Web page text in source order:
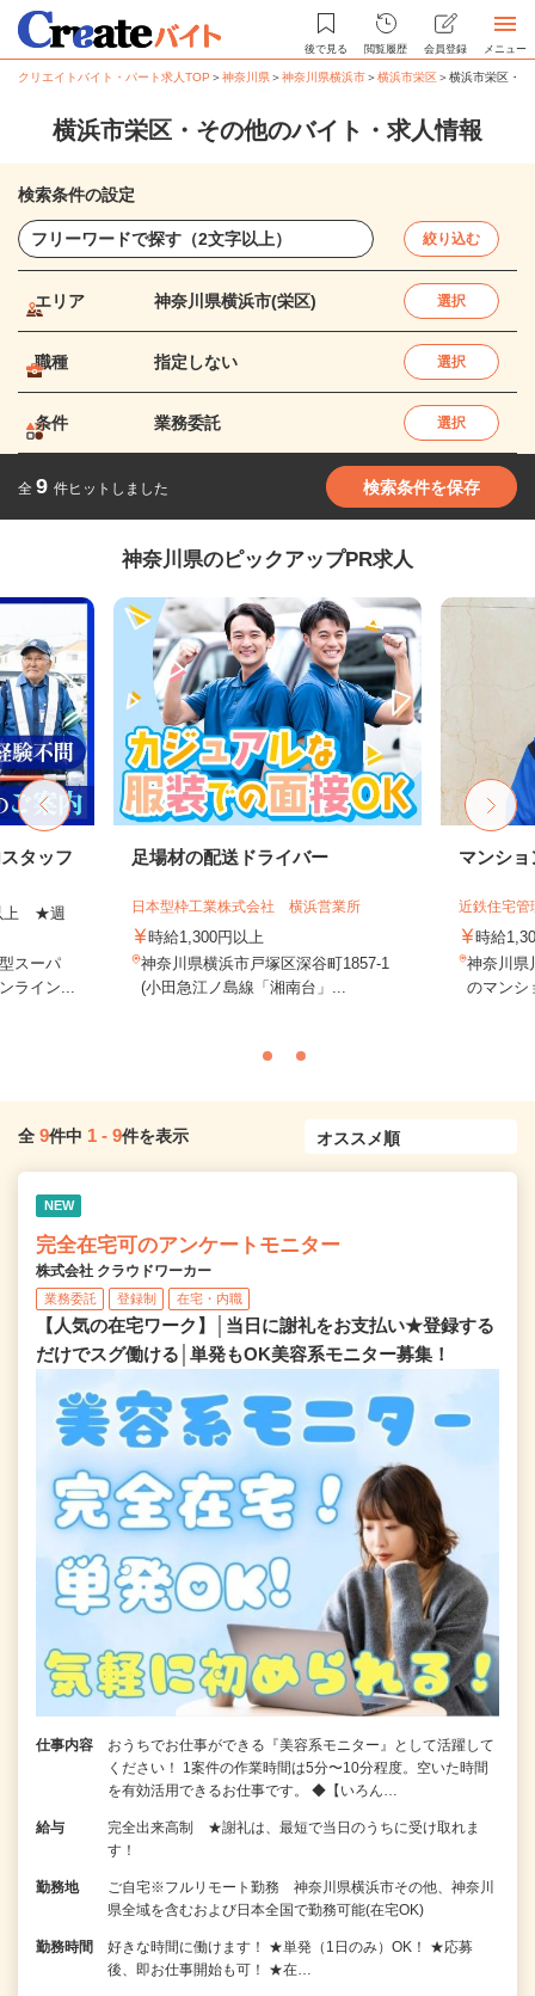
後で見る 閲覧履歴 会員登録 メニュー
クリエイトバイト・パート求人TOP ＞神奈川県＞神奈川県横浜市＞横浜市栄区＞横浜市栄区・
横浜市栄区・その他のバイト・求人情報
検索条件の設定
絞り込む
エリア 神奈川県横浜市(栄区) 選択
職種 指定しない 選択
条件 業務委託 選択
全 9 件ヒットしました 検索条件を保存
神奈川県のピックアップPR求人
タッフ
上 ★週
スーパ
ライン...
足場材の配送ドライバー
日本型枠工業株式会社 横浜営業所
時給1,300円以上
神奈川県横浜市戸塚区深谷町1857-1
(小田急江ノ島線「湘南台」...
マンシ
近鉄住宅
時給
神奈川県
のマンシ
全 9件中 1 - 9件を表示
NEW
完全在宅可のアンケートモニター
株式会社 クラウドワーカー
業務委託 登録制 在宅・内職
【人気の在宅ワーク】│当日に謝礼をお支払い★登録する
だけでスグ働ける│単発もOK美容系モニター募集！
仕事内容
おうちでお仕事ができる『美容系モニター』として活躍して
ください！ 1案件の作業時間は5分〜10分程度。空いた時間
を有効活用できるお仕事です。 ◆【いろん…
給与
完全出来高制 ★謝礼は、最短で当日のうちに受け取れま
す！
勤務地
ご自宅※フルリモート勤務 神奈川県横浜市その他、神奈川
県全域を含むおよび日本全国で勤務可能(在宅OK)
勤務時間
好きな時間に働けます！ ★単発（1日のみ）OK！ ★応募
後、即お仕事開始も可！ ★在…